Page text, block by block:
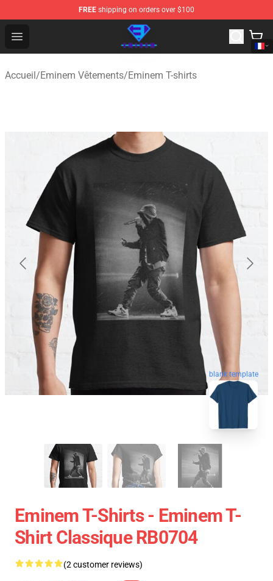
FREE shipping on orders over $100
Open menu
Eminem Store - Official Eminem Merchandise Shop
Accueil/Eminem Vêtements/Eminem T-shirts
blank template
Eminem T-Shirts - Eminem T-
Shirt Classique RB0704
(2 customer reviews)